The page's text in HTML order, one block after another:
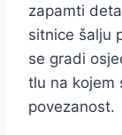
zapamti
sitnice šalju
se gradi
tlu na kojem
povezanost.